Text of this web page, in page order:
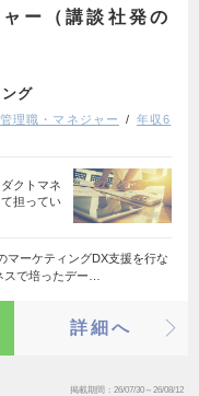
ー（講談社発の
グ
管理職・マネジャー
年収6
クトマネ
担ってい
マーケティングDX支援を行な
で培ったデー…
詳細へ
掲載期間 26/07/30～26/08/12